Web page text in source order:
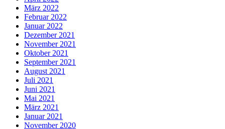
März 2022
Februar 2022
Januar 2022
Dezember 2021
November 2021
Oktober 2021
September 2021
August 2021
Juli 2021
Juni 2021
Mai 2021
März 2021
Januar 2021
November 2020